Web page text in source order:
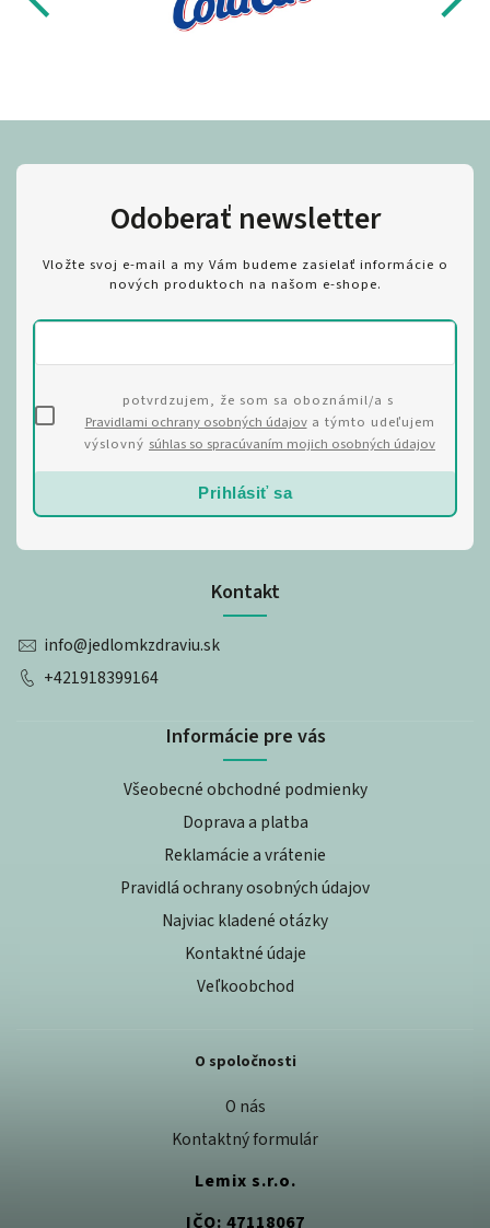
Kontakt
info@jedlomkzdraviu.sk
+421918399164
Informácie pre vás
Všeobecné obchodné podmienky
Doprava a platba
Reklamácie a vrátenie
Pravidlá ochrany osobných údajov
Najviac kladené otázky
Kontaktné údaje
Veľkoobchod
O spoločnosti
O nás
Kontaktný formulár
Lemix s.r.o.
IČO: 47118067
Odoberať newsletter
Vložte svoj e-mail a my Vám budeme zasielať informácie o
nových produktoch na našom e-shope.
potvrdzujem, že som sa oboznámil/a s
Pravidlami ochrany osobných údajova týmto udeľujem
výslovný súhlas so spracúvaním mojich osobných údajov
Prihlásiť sa